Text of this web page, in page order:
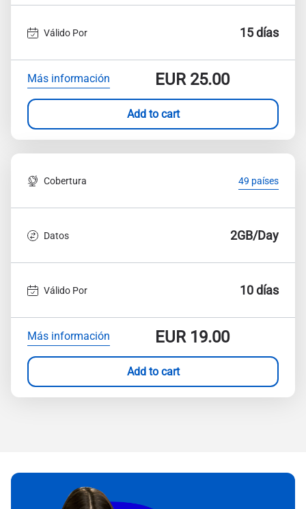
Válido Por 15 días
Más información EUR25.00
Add to cart
Cobertura 49 países
Datos 2GB/Day
Válido Por 10 días
Más información EUR19.00
Add to cart